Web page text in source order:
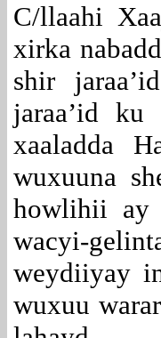
C/llaahi
xirka
shir
jaraa’id
xaaladda
wuxuuna
howlihii ay
wacyi-
weydiiyay
wuxuu